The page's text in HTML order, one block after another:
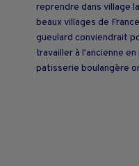
reprendre dans village
beaux villages de
gueulard conviendrait
travailler à l'ancienne
patisserie boulangère